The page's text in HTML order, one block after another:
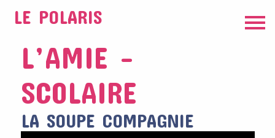
LE POLARIS
L’AMIE –
SCOLAIRE
LA SOUPE COMPAGNIE